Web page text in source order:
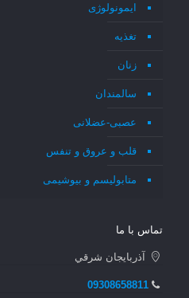
ایمونولوژی
تغذیه
زنان
سالمندان
عصبی-عضلانی
قلب و عروق و تنفس
متابولیسم و بیوشیمی
تماس با ما
آذربايجان شرقي
09308658811